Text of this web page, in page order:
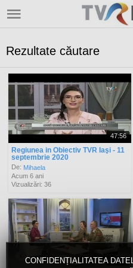
CONFIDENȚIALITATEA
Rezultate căutare
Sortaţi după:
47:56
Regiunea in Obiectiv TVR Iaşi - 11
septembrie 2020
De: Mihaela
Acum 6 ani
Vizualizări: 36
52:14